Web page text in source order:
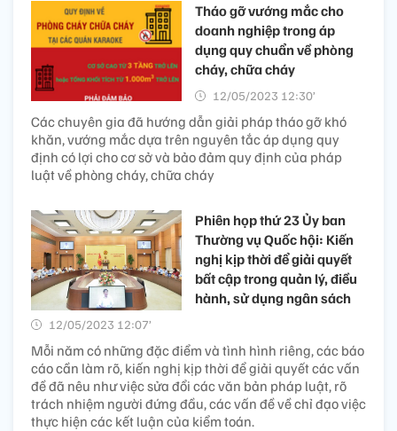
Tháo gỡ vướng mắc cho
doanh nghiệp trong áp
dụng quy chuẩn về phòng
cháy, chữa cháy
12/05/2023 12:30’
Các chuyên gia đã hướng dẫn giải pháp tháo gỡ khó
khăn, vướng mắc dựa trên nguyên tắc áp dụng quy
định có lợi cho cơ sở và bảo đảm quy định của pháp
luật về phòng cháy, chữa cháy
Phiên họp thứ 23 Ủy ban
Thường vụ Quốc hội: Kiến
nghị kịp thời để giải quyết
bất cập trong quản lý, điều
hành, sử dụng ngân sách
12/05/2023 12:07’
Mỗi năm có những đặc điểm và tình hình riêng, các báo
cáo cần làm rõ, kiến nghị kịp thời để giải quyết các vấn
đề đã nêu như việc sửa đổi các văn bản pháp luật, rõ
trách nhiệm người đứng đầu, các vấn đề về chỉ đạo việc
thực hiện các kết luận của kiểm toán.